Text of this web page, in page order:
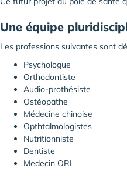
Une équipe
Les professions suivantes sont
Psychologue
Orthodontiste
Audio-prothésiste
Ostéopathe
Médecine chinoise
Opthtalmologistes
Nutritionniste
Dentiste
Medecin ORL